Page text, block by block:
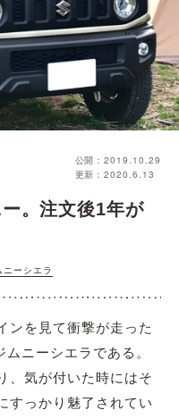
公開：2019.10.29
更新：2020.6.13
。注文後1年が
ニーシエラ
ンを見て衝撃が走った
ニーシエラである。
、気が付いた時にはそ
すっかり魅了されてい